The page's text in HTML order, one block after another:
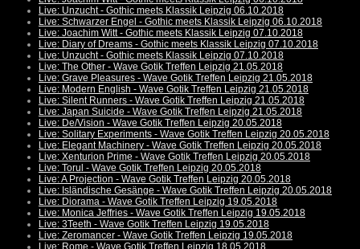
Live: Unzucht - Gothic meets Klassik Leipzig 06.10.2018
Live: Schwarzer Engel - Gothic meets Klassik Leipzig 06.10.2018
Live: Joachim Witt - Gothic meets Klassik Leipzig 07.10.2018
Live: Diary of Dreams - Gothic meets Klassik Leipzig 07.10.2018
Live: Unzucht - Gothic meets Klassik Leipzig 07.10.2018
Live: The Other - Wave Gotik Treffen Leipzig 21.05.2018
Live: Grave Pleasures - Wave Gotik Treffen Leipzig 21.05.2018
Live: Modern English - Wave Gotik Treffen Leipzig 21.05.2018
Live: Silent Runners - Wave Gotik Treffen Leipzig 21.05.2018
Live: Japan Suicide - Wave Gotik Treffen Leipzig 21.05.2018
Live: De/Vision - Wave Gotik Treffen Leipzig 20.05.2018
Live: Solitary Experiments - Wave Gotik Treffen Leipzig 20.05.2018
Live: Elegant Machinery - Wave Gotik Treffen Leipzig 20.05.2018
Live: Xenturion Prime - Wave Gotik Treffen Leipzig 20.05.2018
Live: Torul - Wave Gotik Treffen Leipzig 20.05.2018
Live: A Projection - Wave Gotik Treffen Leipzig 20.05.2018
Live: Isländische Gesänge - Wave Gotik Treffen Leipzig 20.05.2018
Live: Diorama - Wave Gotik Treffen Leipzig 19.05.2018
Live: Monica Jeffries - Wave Gotik Treffen Leipzig 19.05.2018
Live: 3Teeth - Wave Gotik Treffen Leipzig 19.05.2018
Live: Zeromancer - Wave Gotik Treffen Leipzig 19.05.2018